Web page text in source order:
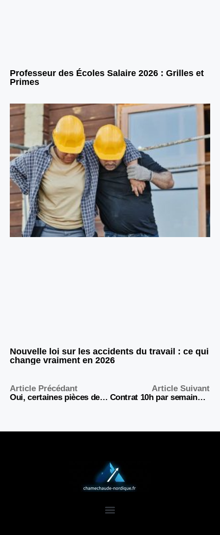
Professeur des Écoles Salaire 2026 : Grilles et
Primes
Nouvelle loi sur les accidents du travail : ce qui
change vraiment en 2026
Article Précédant
Oui, certaines pièces de 20 centimes valent bien plus que leur valeur faciale !
Article Suivant
Contrat 10h par semaine : combien touchez-vous vraiment par mois ?